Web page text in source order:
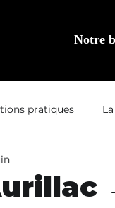
Notre
pratiques